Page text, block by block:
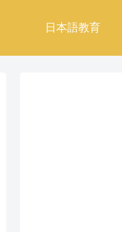
日本語教育